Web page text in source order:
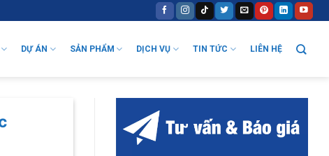
DỰ ÁN SẢN PHẨM DỊCH VỤ TIN TỨC LIÊN HỆ